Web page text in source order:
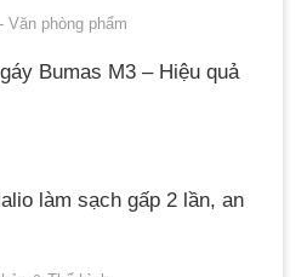
Văn phòng phẩm
Bumas M3 – Hiệu quả
làm sạch gấp 2 lần, an